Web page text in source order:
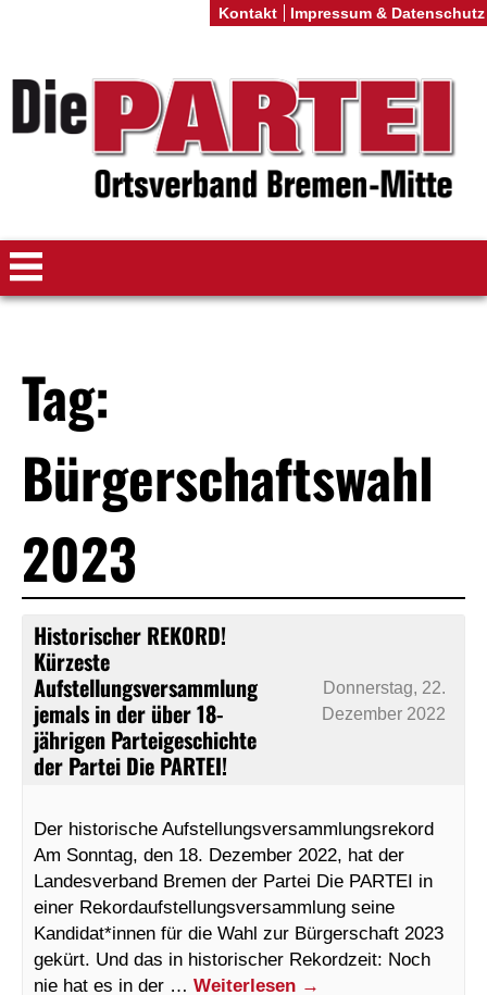
Tag:
Bürgerschaftswahl
2023
Historischer REKORD!
Kürzeste
Aufstellungsversammlung
jemals in der über 18-
jährigen Parteigeschichte
der Partei Die PARTEI!
Donnerstag, 22.
Dezember 2022
Der historische Aufstellungsversammlungsrekord
Am Sonntag, den 18. Dezember 2022, hat der
Landesverband Bremen der Partei Die PARTEI in
einer Rekordaufstellungsversammlung seine
Kandidat*innen für die Wahl zur Bürgerschaft 2023
gekürt. Und das in historischer Rekordzeit: Noch
nie hat es in der … Weiterlesen →
Kontakt Impressum & Datenschutz